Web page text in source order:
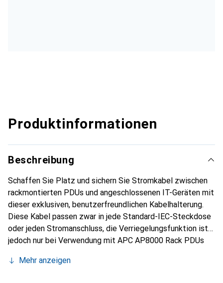
Produktinformationen
Beschreibung
Schaffen Sie Platz und sichern Sie Stromkabel zwischen
rackmontierten PDUs und angeschlossenen IT-Geräten mit
dieser exklusiven, benutzerfreundlichen Kabelhalterung.
Diese Kabel passen zwar in jede Standard-IEC-Steckdose
oder jeden Stromanschluss, die Verriegelungsfunktion ist
jedoch nur bei Verwendung mit APC AP8000 Rack PDUs
möglich. Diese Verriegelungsstecker reduzieren die
Mehr anzeigen